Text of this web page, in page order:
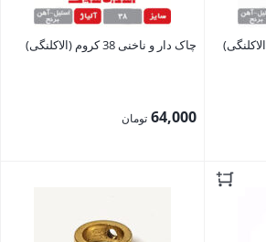
چاک دار و ناخنی 38 کروم (الاکلنگی)
64,000 تومان